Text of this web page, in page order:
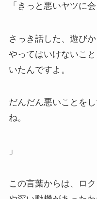
「きっと悪いヤツに
さっき話した、遊び
やってはいけないこ
いたんですよ。
だんだん悪いことを
ね。
」
この言葉からは、ロ